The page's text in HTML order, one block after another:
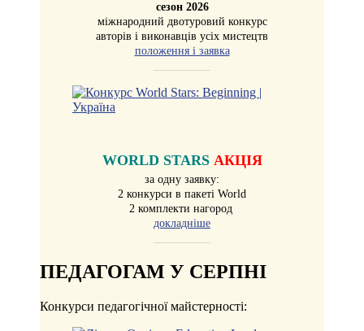
сезон 2026
міжнародний двотуровий конкурс
авторів і виконавців усіх мистецтв
положення і заявка
WORLD STARS АКЦІЯ
за одну заявку:
2 конкурси в пакеті World
2 комплекти нагород
докладніше
ПЕДАГОГАМ У СЕРПНІ
Конкурси педагогічної майстерності: